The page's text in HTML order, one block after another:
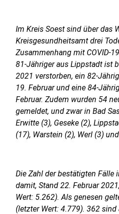
Im Kreis Soest sind über das
Kreisgesundheitsamt drei
Zusammenhang mit COVID-
81-Jähriger aus Lippstadt ist
2021 verstorben, ein 82-
19. Februar und eine 84-
Februar. Zudem wurden 54
gemeldet, und zwar in Bad
Erwitte (3), Geseke (2),
(17), Warstein (2), Werl (3)
Die Zahl der bestätigten Fälle
damit, Stand 22. Februar
Wert: 5.262). Als genesen
(letzter Wert: 4.779). 362